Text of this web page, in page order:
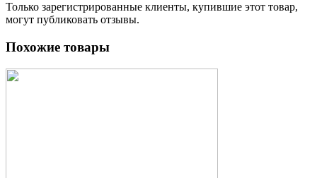
Только зарегистрированные клиенты, купившие этот товар,
могут публиковать отзывы.
Похожие товары